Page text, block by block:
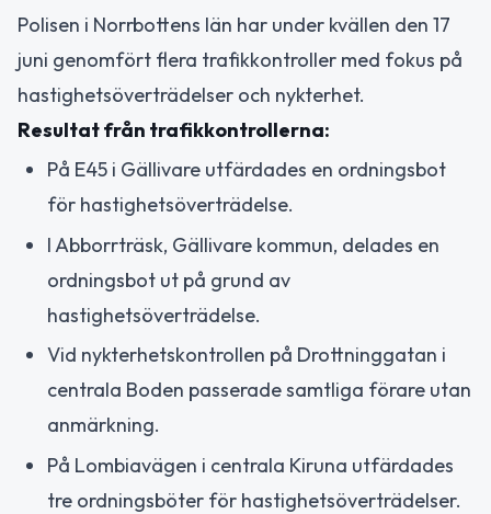
Polisen i Norrbottens län har under kvällen den 17
juni genomfört flera trafikkontroller med fokus på
hastighetsöverträdelser och nykterhet.
Resultat från trafikkontrollerna:
På E45 i Gällivare utfärdades en ordningsbot
för hastighetsöverträdelse.
I Abborrträsk, Gällivare kommun, delades en
ordningsbot ut på grund av
hastighetsöverträdelse.
Vid nykterhetskontrollen på Drottninggatan i
centrala Boden passerade samtliga förare utan
anmärkning.
På Lombiavägen i centrala Kiruna utfärdades
tre ordningsböter för hastighetsöverträdelser.